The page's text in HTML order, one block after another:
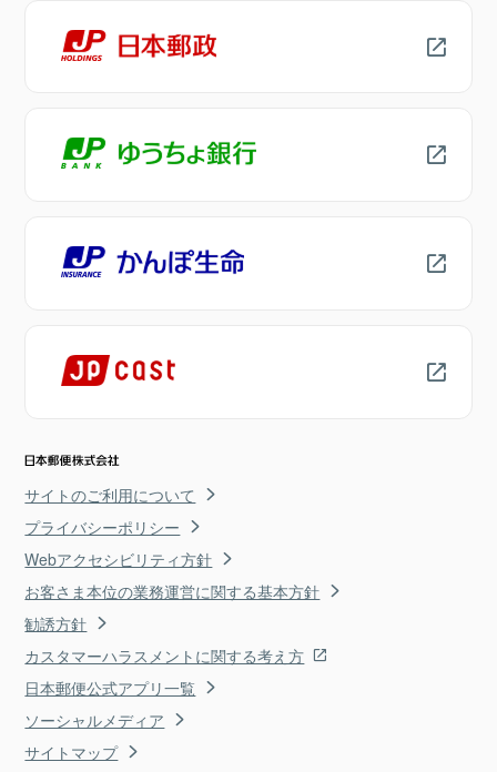
サイトのご利用について
プライバシーポリシー
Webアクセシビリティ方針
お客さま本位の業務運営に関する基本方針
勧誘方針
カスタマーハラスメントに関する考え方
日本郵便公式アプリ一覧
ソーシャルメディア
サイトマップ